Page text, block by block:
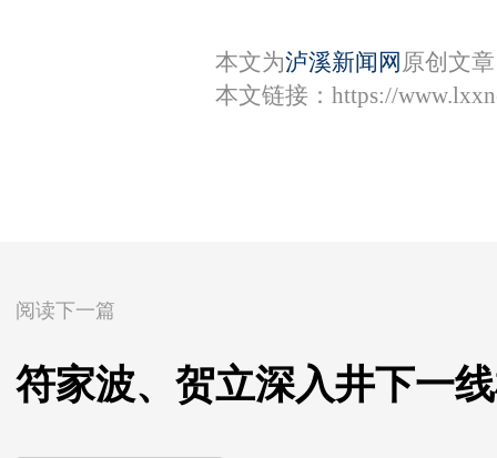
本文为泸溪新闻网 原创文
本文链接： https://
阅读下一篇
符家波、贺立深入井下一